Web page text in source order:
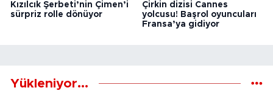
Kızılcık Şerbeti’nin Çimen’i
sürpriz rolle dönüyor
Çirkin dizisi Cannes
yolcusu! Başrol oyuncuları
Fransa’ya gidiyor
Yükleniyor...